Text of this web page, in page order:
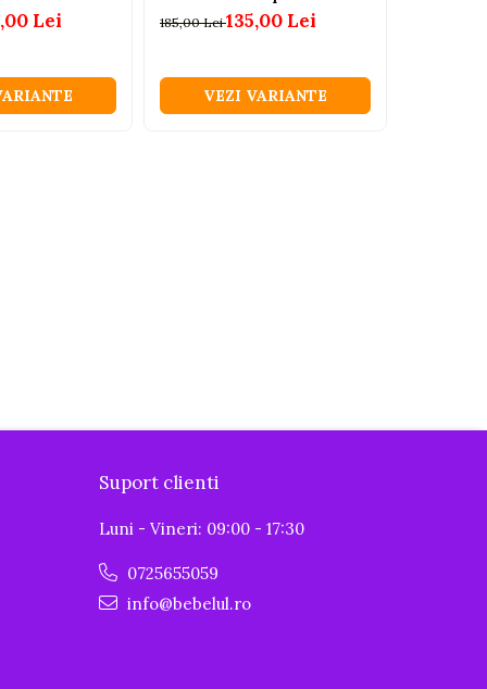
Lei 185,00 Lei135,00 Lei
VEZI VARIANTE
Suport clienti
Luni - Vineri: 09:00 - 17:30
0725655059
info@bebelul.ro